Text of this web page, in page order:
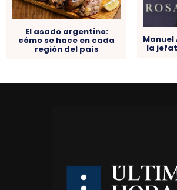
El asado argentino:
cómo se hace en cada
región del país
Manuel
la